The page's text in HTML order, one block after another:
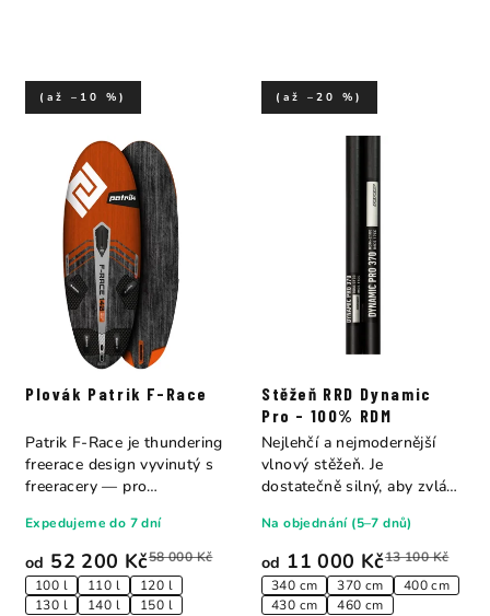
Plovák Patrik F-Race
od 52 200 Kč58 000 Kč
(až –10 %)
100 l 110 l
120 l
130 l
140 l 150 l
Expedujeme do 7 dní
Patrik F-Race je thundering
freerace design vyvinutý s
freeracery — pro
Stěžeň RRD Dynamic
Pro - 100% RDM
od 11 000 Kč13 100 Kč
(až –20 %)
340 cm 370 cm
400 cm
430 cm
460 cm
Na objednání (5–7 dnů)
Nejlehčí a nejmodernější
vlnový stěžeň. Je
dostatečně silný, aby zvládl